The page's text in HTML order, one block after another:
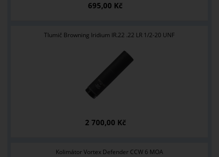
695,00 Kč
Tlumič Browning Iridium IR.22 .22 LR 1/2-20 UNF
2 700,00 Kč
Kolimátor Vortex Defender CCW 6 MOA